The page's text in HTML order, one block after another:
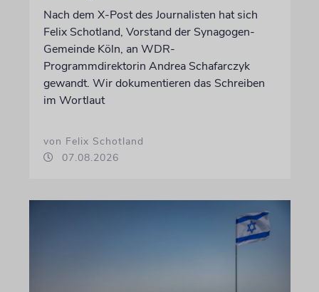
Nach dem X-Post des Journalisten hat sich
Felix Schotland, Vorstand der Synagogen-
Gemeinde Köln, an WDR-
Programmdirektorin Andrea Schafarczyk
gewandt. Wir dokumentieren das Schreiben
im Wortlaut
von Felix Schotland
07.08.2026